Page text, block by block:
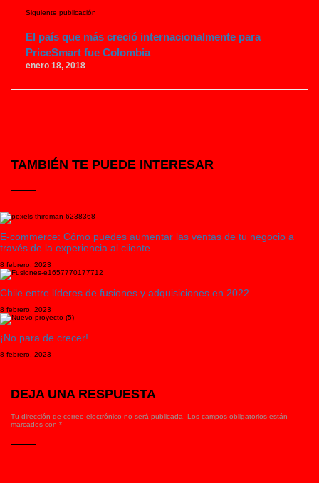
Siguiente publicación
El país que más creció internacionalmente para
PriceSmart fue Colombia
enero 18, 2018
TAMBIÉN TE PUEDE INTERESAR
E-commerce: Cómo puedes aumentar las ventas de tu negocio a
través de la experiencia al cliente
8 febrero, 2023
Chile entre líderes de fusiones y adquisiciones en 2022
8 febrero, 2023
¡No para de crecer!
8 febrero, 2023
DEJA UNA RESPUESTA
Tu dirección de correo electrónico no será publicada.
Los campos obligatorios están
marcados con *